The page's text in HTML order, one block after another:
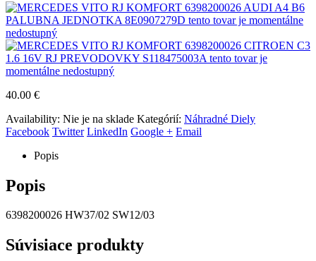
AUDI A4 B6
PALUBNA JEDNOTKA 8E0907279D tento tovar je momentálne
nedostupný
CITROEN C3
1.6 16V RJ PREVODOVKY S118475003A tento tovar je
momentálne nedostupný
40.00 €
Availability: Nie je na sklade Kategórií: Náhradné Diely
Facebook Twitter LinkedIn Google + Email
Popis
Popis
6398200026 HW37/02 SW12/03
Súvisiace produkty